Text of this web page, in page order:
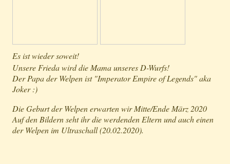
Es ist wieder soweit!
Unsere Frieda wird die Mama unseres D-Wurfs!
Der Papa der Welpen ist "Imperator Empire of Legends" aka
Joker :)
Die Geburt der Welpen erwarten wir Mitte/Ende März 2020
Auf den Bildern seht ihr die werdenden Eltern und auch einen
der Welpen im Ultraschall (20.02.2020).